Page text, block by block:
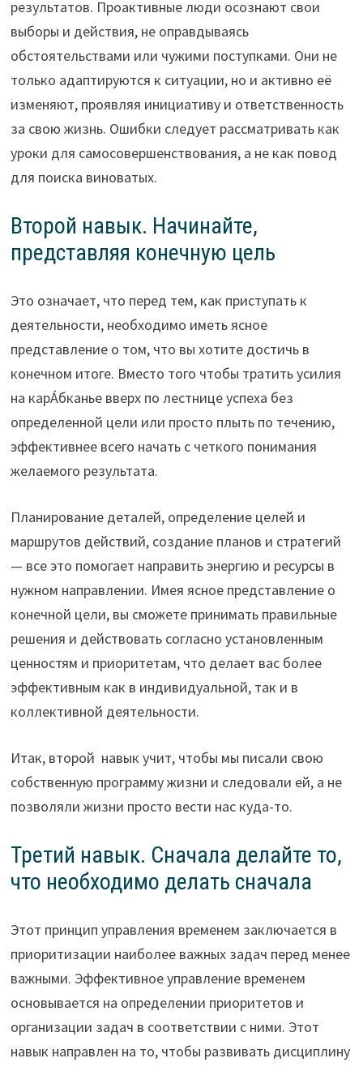
результатов. Проактивные люди осознают свои
выборы и действия, не оправдываясь
обстоятельствами или чужими поступками. Они не
только адаптируются к ситуации, но и активно её
изменяют, проявляя инициативу и ответственность
за свою жизнь. Ошибки следует рассматривать как
уроки для самосовершенствования, а не как повод
для поиска виноватых.
Второй навык. Начинайте,
представляя конечную цель
Это означает, что перед тем, как приступать к
деятельности, необходимо иметь ясное
представление о том, что вы хотите достичь в
конечном итоге. Вместо того чтобы тратить усилия
на карА́бканье вверх по лестнице успеха без
определенной цели или просто плыть по течению,
эффективнее всего начать с четкого понимания
желаемого результата.
Планирование деталей, определение целей и
маршрутов действий, создание планов и стратегий
— все это помогает направить энергию и ресурсы в
нужном направлении. Имея ясное представление о
конечной цели, вы сможете принимать правильные
решения и действовать согласно установленным
ценностям и приоритетам, что делает вас более
эффективным как в индивидуальной, так и в
коллективной деятельности.
Итак, второй навык учит, чтобы мы писали свою
собственную программу жизни и следовали ей, а не
позволяли жизни просто вести нас куда-то.
Третий навык. Сначала делайте то,
что необходимо делать сначала
Этот принцип управления временем заключается в
приоритизации наиболее важных задач перед менее
важными. Эффективное управление временем
основывается на определении приоритетов и
организации задач в соответствии с ними. Этот
навык направлен на то, чтобы развивать дисциплину